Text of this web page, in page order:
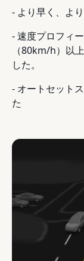
- より早く、よ
- 速度プロフィ
（80km/h）以
した。
- オートセット
た